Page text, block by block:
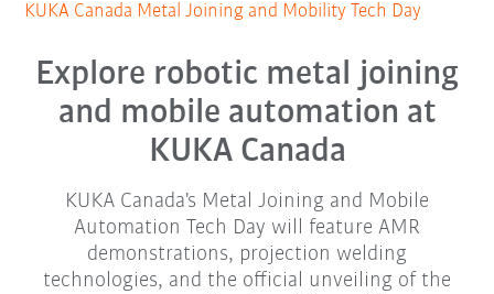
KUKA Canada Metal Joining and Mobility Tech Day
Explore robotic metal joining
and mobile automation at
KUKA Canada
KUKA Canada's Metal Joining and Mobile
Automation Tech Day will feature AMR
demonstrations, projection welding
technologies, and the official unveiling of the